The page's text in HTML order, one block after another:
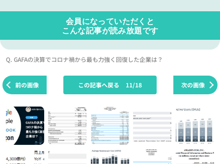
会員になっていただくと
こんな記事が読み放題です
Q. GAFAの決算でコロナ禍から最も力強く回復した企業は？
前の画像 次の画像
この記事へ戻る 11/18